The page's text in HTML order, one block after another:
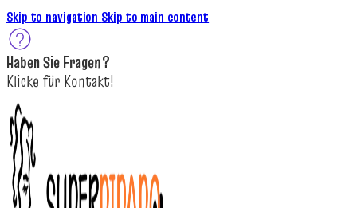
Skip to navigation Skip to main content
Haben SieFragen?
Klicke für Kontakt!